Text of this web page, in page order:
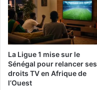
La Ligue 1 mise sur le
Sénégal pour relancer ses
droits TV en Afrique de
l’Ouest